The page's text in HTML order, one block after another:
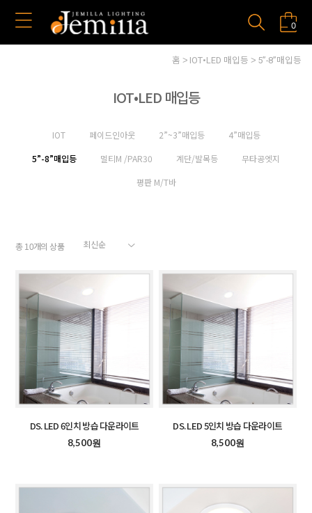
0
홈 IOT•LED 매입등 5”-8”매입등
IOT•LED 매입등
IOT 페이드인아웃 2”~3”매입등
4”매입등
5”-8”매입등
멀티M /PAR30 계단/발목등
무타공엣지
평판 M/T바
총 10개의 상품
DS. LED 6인치 방습 다운라이트
8,500원
DS. LED 5인치 방습 다운라이트
8,500원